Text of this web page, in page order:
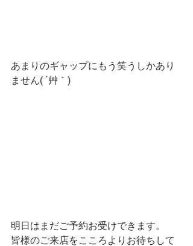
あまりのギャップにもう笑うしかあり
ません( ´艸｀)
明日はまだご予約お受けできます。
皆様のご来店をこころよりお待ちして